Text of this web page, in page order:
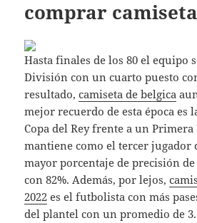
comprar
Hasta finales de los 80 el equipo
División con un cuarto puesto
resultado,camiseta de belgica
mejor recuerdo de esta época es
Copa del Rey frente a un
mantiene como el tercer jugador
mayor porcentaje de precisión
con 82%. Además, por lejos,
2022 es el futbolista con más
del plantel con un promedio de